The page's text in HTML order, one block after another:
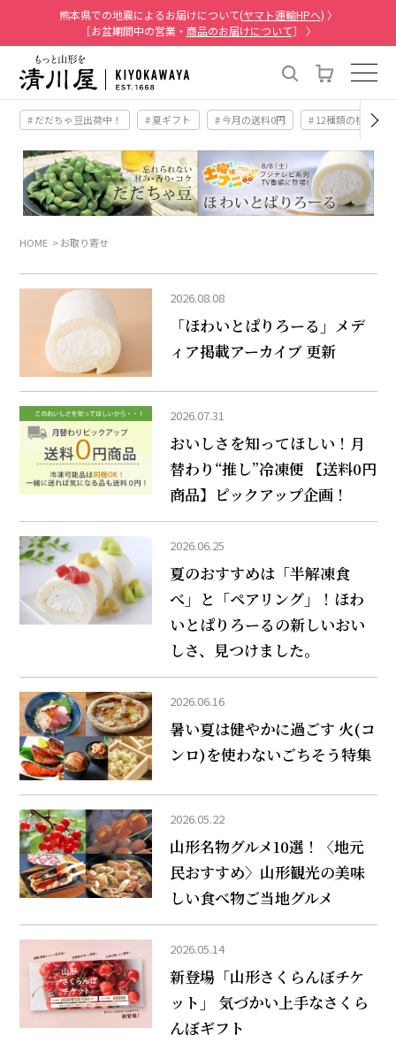
熊本県での地震によるお届けについて(ヤマト運輸HPへ) 〉
［お盆期間中の営業・ 商品のお届けについて］ 〉
# だだちゃ豆出荷中！ # 夏ギフト # 今月の送料0円 # 12種類の桃
HOME お取り寄せ
2026.08.08
「ほわいとぱりろーる」メデ
ィア掲載アーカイブ 更新
2026.07.31
おいしさを知ってほしい！月
替わり“推し”冷凍便 【送料0円
商品】ピックアップ企画！
2026.06.25
夏のおすすめは「半解凍食
べ」と「ペアリング」！ほわ
いとぱりろーるの新しいおい
しさ、見つけました。
2026.06.16
暑い夏は健やかに過ごす 火(コ
ンロ)を使わないごちそう特集
2026.05.22
山形名物グルメ10選！〈地元
民おすすめ〉山形観光の美味
しい食べ物ご当地グルメ
2026.05.14
新登場「山形さくらんぼチケ
ット」 気づかい上手なさくら
んぼギフト